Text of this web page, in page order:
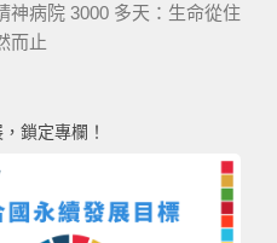
神病院 3000 多天：生命從住
而止
鎖定專欄！